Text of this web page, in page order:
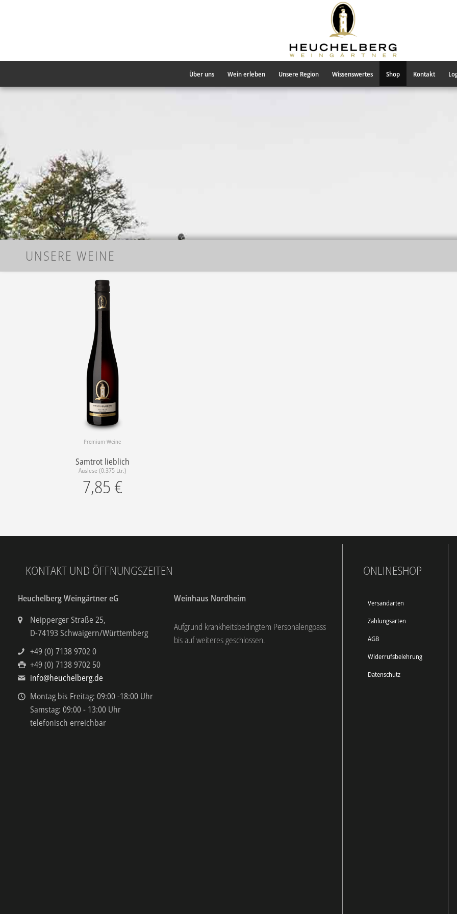
Über uns Wein erleben Unsere Region Wissenswertes Shop Kontakt
UNSERE WEINE
Premium-Weine
Samtrot lieblich
Auslese (0.375 Ltr.)
7,85 €
KONTAKT UND ÖFFNUNGSZEITEN
Heuchelberg Weingärtner eG
Neipperger Straße 25,
D-74193 Schwaigern/Württemberg
+49 (0) 7138 9702 0
+49 (0) 7138 9702 50
info@heuchelberg.de
Montag bis Freitag: 09:00 -18:00 Uhr
Samstag: 09:00 - 13:00 Uhr
telefonisch erreichbar
Weinhaus Nordheim
Aufgrund krankheitsbedingtem Personalengpass
bis auf weiteres geschlossen.
ONLINESHOP
Versandarten
Zahlungsarten
AGB
Widerrufsbelehrung
Datenschutz